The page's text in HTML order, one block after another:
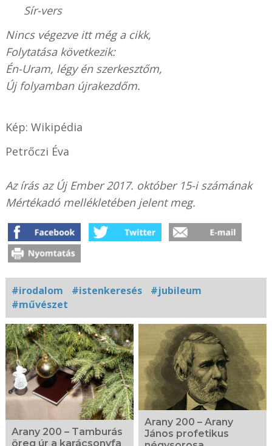
Sír-vers
Nincs végezve itt még a cikk,
Folytatása következik:
Én-Uram, légy én szerkesztőm,
Új folyamban újrakezdőm.
Kép: Wikipédia
Petrőczi Éva
Az írás az Új Ember 2017. október 15-i számának
Mértékadó mellékletében jelent meg.
#irodalom #istenkeresés
#jubileum
#művészet
Kapcsolódó
fotógaléria
Arany 200 – Tamburás
öreg úr a karácsonyfa
Arany 200 – Arany
János profetikus